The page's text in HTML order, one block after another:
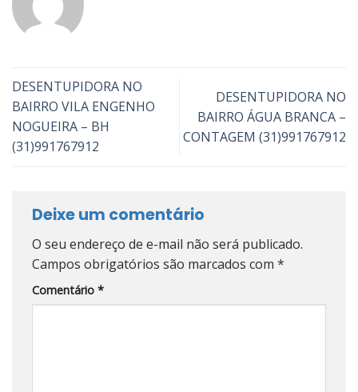
DESENTUPIDORA NO
BAIRRO VILA ENGENHO
NOGUEIRA – BH
(31)991767912
DESENTUPIDORA NO
BAIRRO ÁGUA BRANCA –
CONTAGEM (31)991767912
Deixe um comentário
O seu endereço de e-mail não será publicado.
Campos obrigatórios são marcados com *
Comentário *